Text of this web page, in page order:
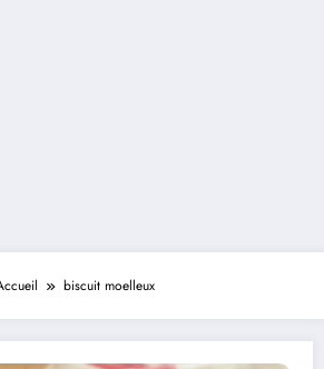
biscuit moelleux